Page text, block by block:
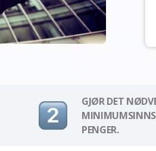
GJØR DET
PENGER.